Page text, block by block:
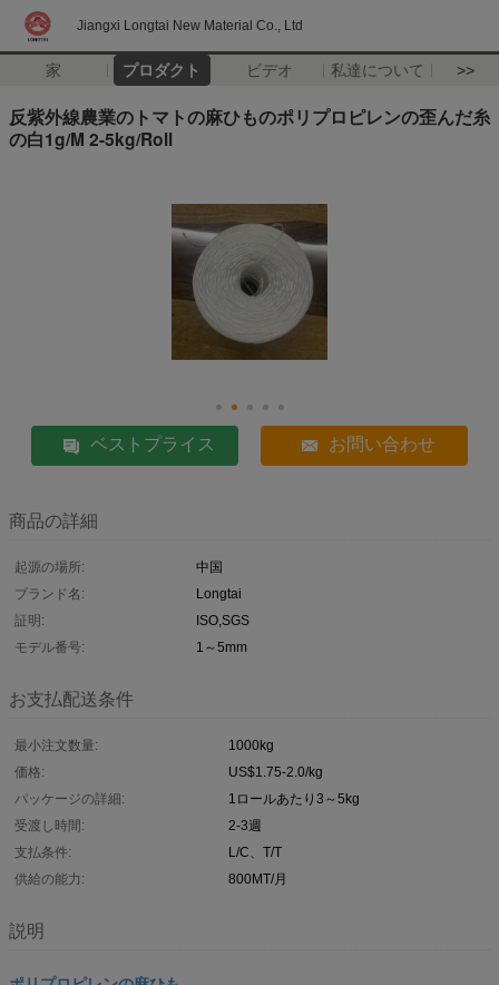
Jiangxi Longtai New Material Co., Ltd
家 プロダクト ビデオ 私達について >>
反紫外線農業のトマトの麻ひものポリプロピレンの歪んだ糸
の白1g/M 2-5kg/Roll
ベストプライス お問い合わせ
商品の詳細
起源の場所:
中国
ブランド名:
Longtai
証明:
ISO,SGS
モデル番号:
1～5mm
お支払配送条件
最小注文数量:
1000kg
価格:
US$1.75-2.0/kg
パッケージの詳細:
1ロールあたり3～5kg
受渡し時間:
2-3週
支払条件:
L/C、T/T
供給の能力:
800MT/月
説明